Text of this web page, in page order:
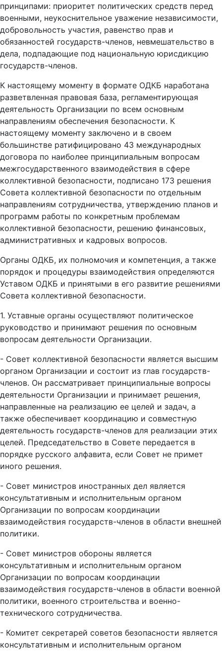
принципами: приоритет политических средств перед
военными, неукоснительное уважение независимости,
добровольность участия, равенство прав и
обязанностей государств-членов, невмешательство в
дела, подпадающие под национальную юрисдикцию
государств-членов.
К настоящему моменту в формате ОДКБ наработана
разветвленная правовая база, регламентирующая
деятельность Организации по всем основным
направлениям обеспечения безопасности. К
настоящему моменту заключено и в своем
большинстве ратифицировано 43 международных
договора по наиболее принципиальным вопросам
межгосударственного взаимодействия в сфере
коллективной безопасности, подписано 173 решения
Совета коллективной безопасности по отдельным
направлениям сотрудничества, утверждению планов и
программ работы по конкретным проблемам
коллективной безопасности, решению финансовых,
административных и кадровых вопросов.
Органы ОДКБ, их полномочия и компетенция, а также
порядок и процедуры взаимодействия определяются
Уставом ОДКБ и принятыми в его развитие решениями
Совета коллективной безопасности.
1. Уставные органы осуществляют политическое
руководство и принимают решения по основным
вопросам деятельности Организации.
- Совет коллективной безопасности является высшим
органом Организации и состоит из глав государств-
членов. Он рассматривает принципиальные вопросы
деятельности Организации и принимает решения,
направленные на реализацию ее целей и задач, а
также обеспечивает координацию и совместную
деятельность государств-членов для реализации этих
целей. Председательство в Совете передается в
порядке русского алфавита, если Совет не примет
иного решения.
- Совет министров иностранных дел является
консультативным и исполнительным органом
Организации по вопросам координации
взаимодействия государств-членов в области внешней
политики.
- Совет министров обороны является
консультативным и исполнительным органом
Организации по вопросам координации
взаимодействия государств-членов в области военной
политики, военного строительства и военно-
технического сотрудничества.
- Комитет секретарей советов безопасности является
консультативным и исполнительным органом